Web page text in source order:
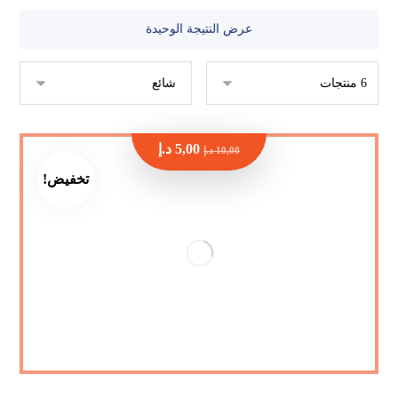
عرض النتيجة الوحيدة
تخفيض!
10,00 د.إ 5,00 د.إ